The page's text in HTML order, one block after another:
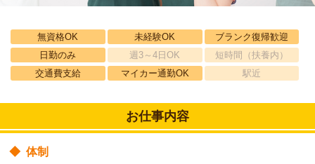
無資格OK 未経験OK
ブランク復帰歓迎
日勤のみ
週3～4日OK
短時間（扶養内）
交通費支給
マイカー通勤OK 駅近
お仕事内容
◆ 体制